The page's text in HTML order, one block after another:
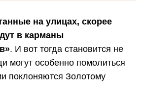
на улицах, скорее
в карманы
. И вот тогда становится не
могут особенно помолиться
поклоняются Золотому